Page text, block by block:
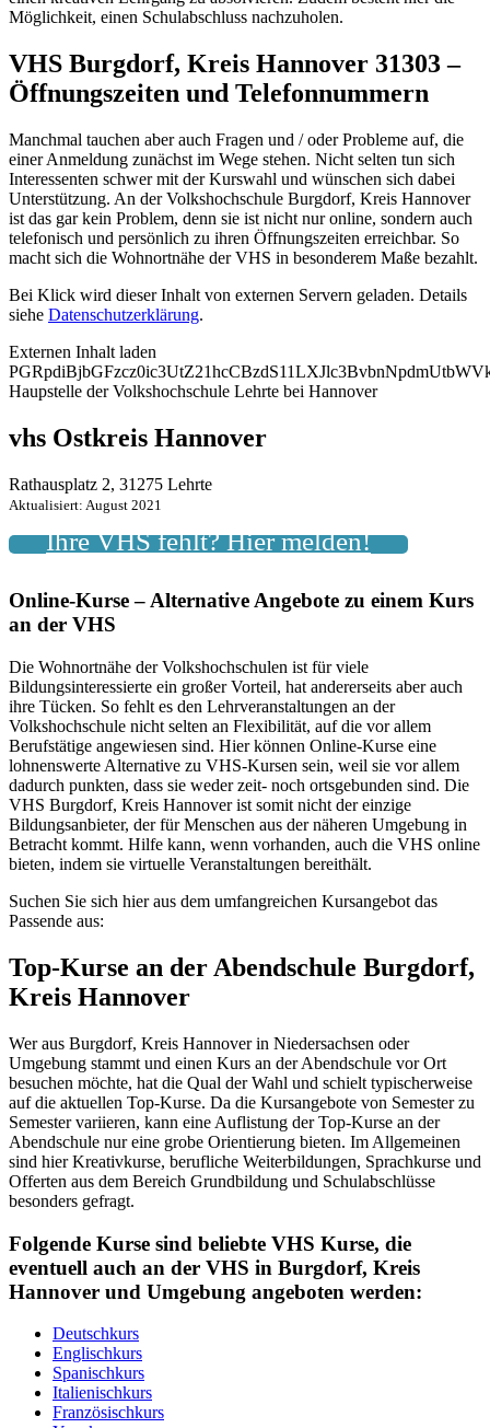
Möglichkeit, einen Schulabschluss nachzuholen.
VHS Burgdorf, Kreis Hannover 31303 –
Öffnungszeiten und Telefonnummern
Manchmal tauchen aber auch Fragen und / oder Probleme auf, die
einer Anmeldung zunächst im Wege stehen. Nicht selten tun sich
Interessenten schwer mit der Kurswahl und wünschen sich dabei
Unterstützung. An der Volkshochschule Burgdorf, Kreis Hannover
ist das gar kein Problem, denn sie ist nicht nur online, sondern auch
telefonisch und persönlich zu ihren Öffnungszeiten erreichbar. So
macht sich die Wohnortnähe der VHS in besonderem Maße bezahlt.
Bei Klick wird dieser Inhalt von externen Servern geladen. Details
siehe Datenschutzerklärung.
Externen Inhalt laden
Haupstelle der Volkshochschule Lehrte bei Hannover
vhs Ostkreis Hannover
Rathausplatz 2, 31275 Lehrte
Aktualisiert: August 2021
Ihre VHS fehlt? Hier melden!
Online-Kurse – Alternative Angebote zu einem Kurs
an der VHS
Die Wohnortnähe der Volkshochschulen ist für viele
Bildungsinteressierte ein großer Vorteil, hat andererseits aber auch
ihre Tücken. So fehlt es den Lehrveranstaltungen an der
Volkshochschule nicht selten an Flexibilität, auf die vor allem
Berufstätige angewiesen sind. Hier können Online-Kurse eine
lohnenswerte Alternative zu VHS-Kursen sein, weil sie vor allem
dadurch punkten, dass sie weder zeit- noch ortsgebunden sind. Die
VHS Burgdorf, Kreis Hannover ist somit nicht der einzige
Bildungsanbieter, der für Menschen aus der näheren Umgebung in
Betracht kommt. Hilfe kann, wenn vorhanden, auch die VHS online
bieten, indem sie virtuelle Veranstaltungen bereithält.
Suchen Sie sich hier aus dem umfangreichen Kursangebot das
Passende aus:
Top-Kurse an der Abendschule Burgdorf,
Kreis Hannover
Wer aus Burgdorf, Kreis Hannover in Niedersachsen oder
Umgebung stammt und einen Kurs an der Abendschule vor Ort
besuchen möchte, hat die Qual der Wahl und schielt typischerweise
auf die aktuellen Top-Kurse. Da die Kursangebote von Semester zu
Semester variieren, kann eine Auflistung der Top-Kurse an der
Abendschule nur eine grobe Orientierung bieten. Im Allgemeinen
sind hier Kreativkurse, berufliche Weiterbildungen, Sprachkurse und
Offerten aus dem Bereich Grundbildung und Schulabschlüsse
besonders gefragt.
Folgende Kurse sind beliebte VHS Kurse, die
eventuell auch an der VHS in Burgdorf, Kreis
Hannover und Umgebung angeboten werden:
Deutschkurs
Englischkurs
Spanischkurs
Italienischkurs
Französischkurs